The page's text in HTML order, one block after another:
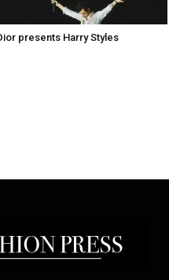
presents Harry Styles